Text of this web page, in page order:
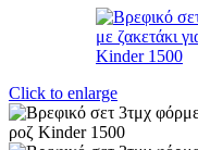
Click to enlarge